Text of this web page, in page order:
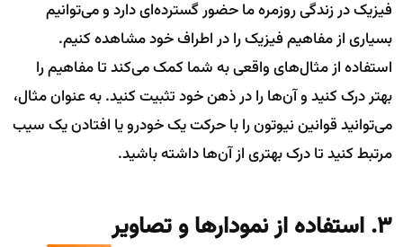
فیزیک در زندگی روزمره ما حضور گسترده‌ای دارد و می‌توانیم
بسیاری از مفاهیم فیزیک را در اطراف خود مشاهده کنیم.
استفاده از مثال‌های واقعی به شما کمک می‌کند تا مفاهیم را
بهتر درک کنید و آن‌ها را در ذهن خود تثبیت کنید. به عنوان مثال،
می‌توانید قوانین نیوتون را با حرکت یک خودرو یا افتادن یک سیب
مرتبط کنید تا درک بهتری از آن‌ها داشته باشید.
3. استفاده از نمودارها و تصاویر